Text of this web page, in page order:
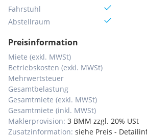
Fahrstuhl
Abstellraum
Preisinformation
Miete (exkl. MWSt)
Betriebskosten (exkl. MWSt)
Mehrwertsteuer
Gesamtbelastung
Gesamtmiete (exkl. MWSt)
Gesamtmiete (inkl. MWSt)
Maklerprovision: 3 BMM zzgl. 20% USt
Zusatzinformation: siehe Preis -